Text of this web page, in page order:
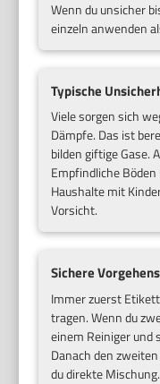
Wenn du unsicher
einzeln anwenden
Typische
Viele sorgen sich
Dämpfe. Das ist
bilden giftige Gase.
Empfindliche
Haushalte mit
Vorsicht.
Sichere
Immer zuerst
tragen. Wenn du
einem Reiniger und
Danach den
du direkte Mischung.